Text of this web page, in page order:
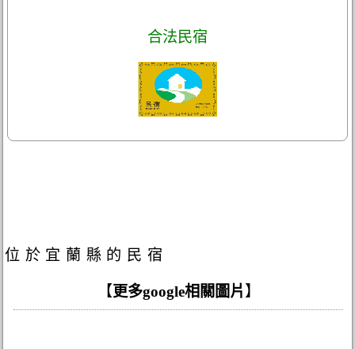
合法民宿
位於宜蘭縣的民宿
【更多google相關圖片 】